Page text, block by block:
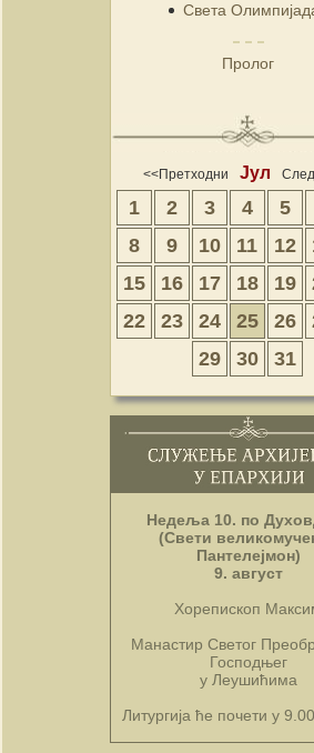
Света
Пролог
<<Претходни Јул
1 2 3 4 5
8
9 10 11 12
15
16 17 18 19
22
23 24 25 26
29
30 31
Недеља 10. по
(Свети
Пантелејмон)
9. август
Хорепископ
Манастир Светог
Господњег
у Леушићима
Литургија ће почети у